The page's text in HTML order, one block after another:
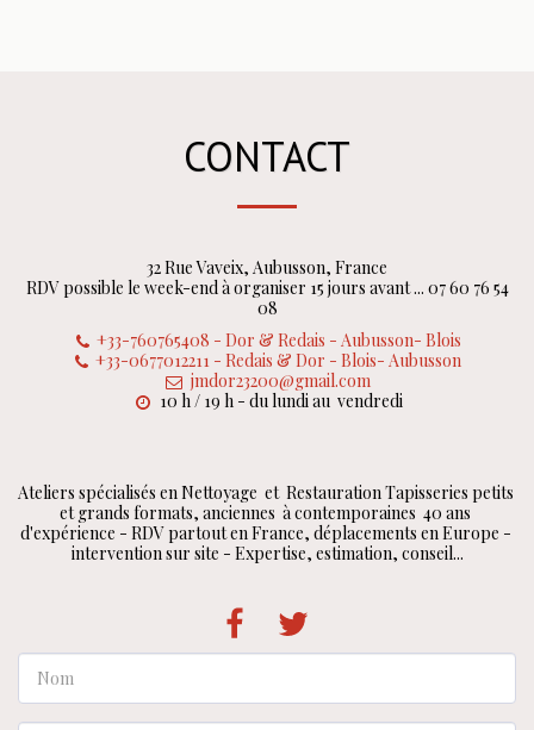
CONTACT
32 Rue Vaveix, Aubusson, France
RDV possible le week-end à organiser 15 jours avant ... 07 60 76 54
08
+33-760765408 - Dor & Redais - Aubusson- Blois
+33-0677012211 - Redais & Dor - Blois- Aubusson
jmdor23200@gmail.com
10 h / 19 h - du lundi au  vendredi
Ateliers spécialisés en Nettoyage  et  Restauration Tapisseries petits
et grands formats, anciennes  à contemporaines  40 ans
d'expérience - RDV partout en France, déplacements en Europe -
intervention sur site - Expertise, estimation, conseil...